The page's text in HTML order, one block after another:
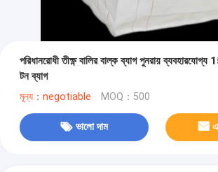
পরিধানরোধী তীক্ষ্ণ বালির বাল্ক ব্যাগ পুনরায়
টন ব্যাগ
মূল্য：negotiable MOQ：500
ভালো দাম